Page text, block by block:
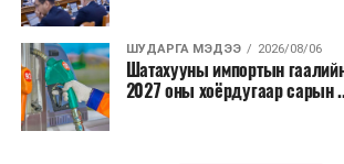
авах
тухай”
Төсвийн сахилга бат сайжирч, эдийн
байдал хэвийн болсон
хязгаарлалтыг үе шаттайгаар
ШУДАРГА МЭДЭЭ 2026/08/06
Шатахууны импортын
2027 оны хоёрдугаар сарын